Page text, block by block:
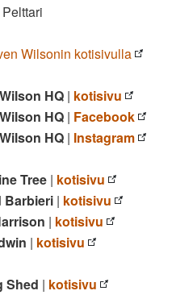
Wilsonin kotisivulla
HQ | kotisivu
HQ | Facebook
HQ | Instagram
Tree | kotisivu
Barbieri | kotisivu
| kotisivu
| kotisivu
Shed | kotisivu